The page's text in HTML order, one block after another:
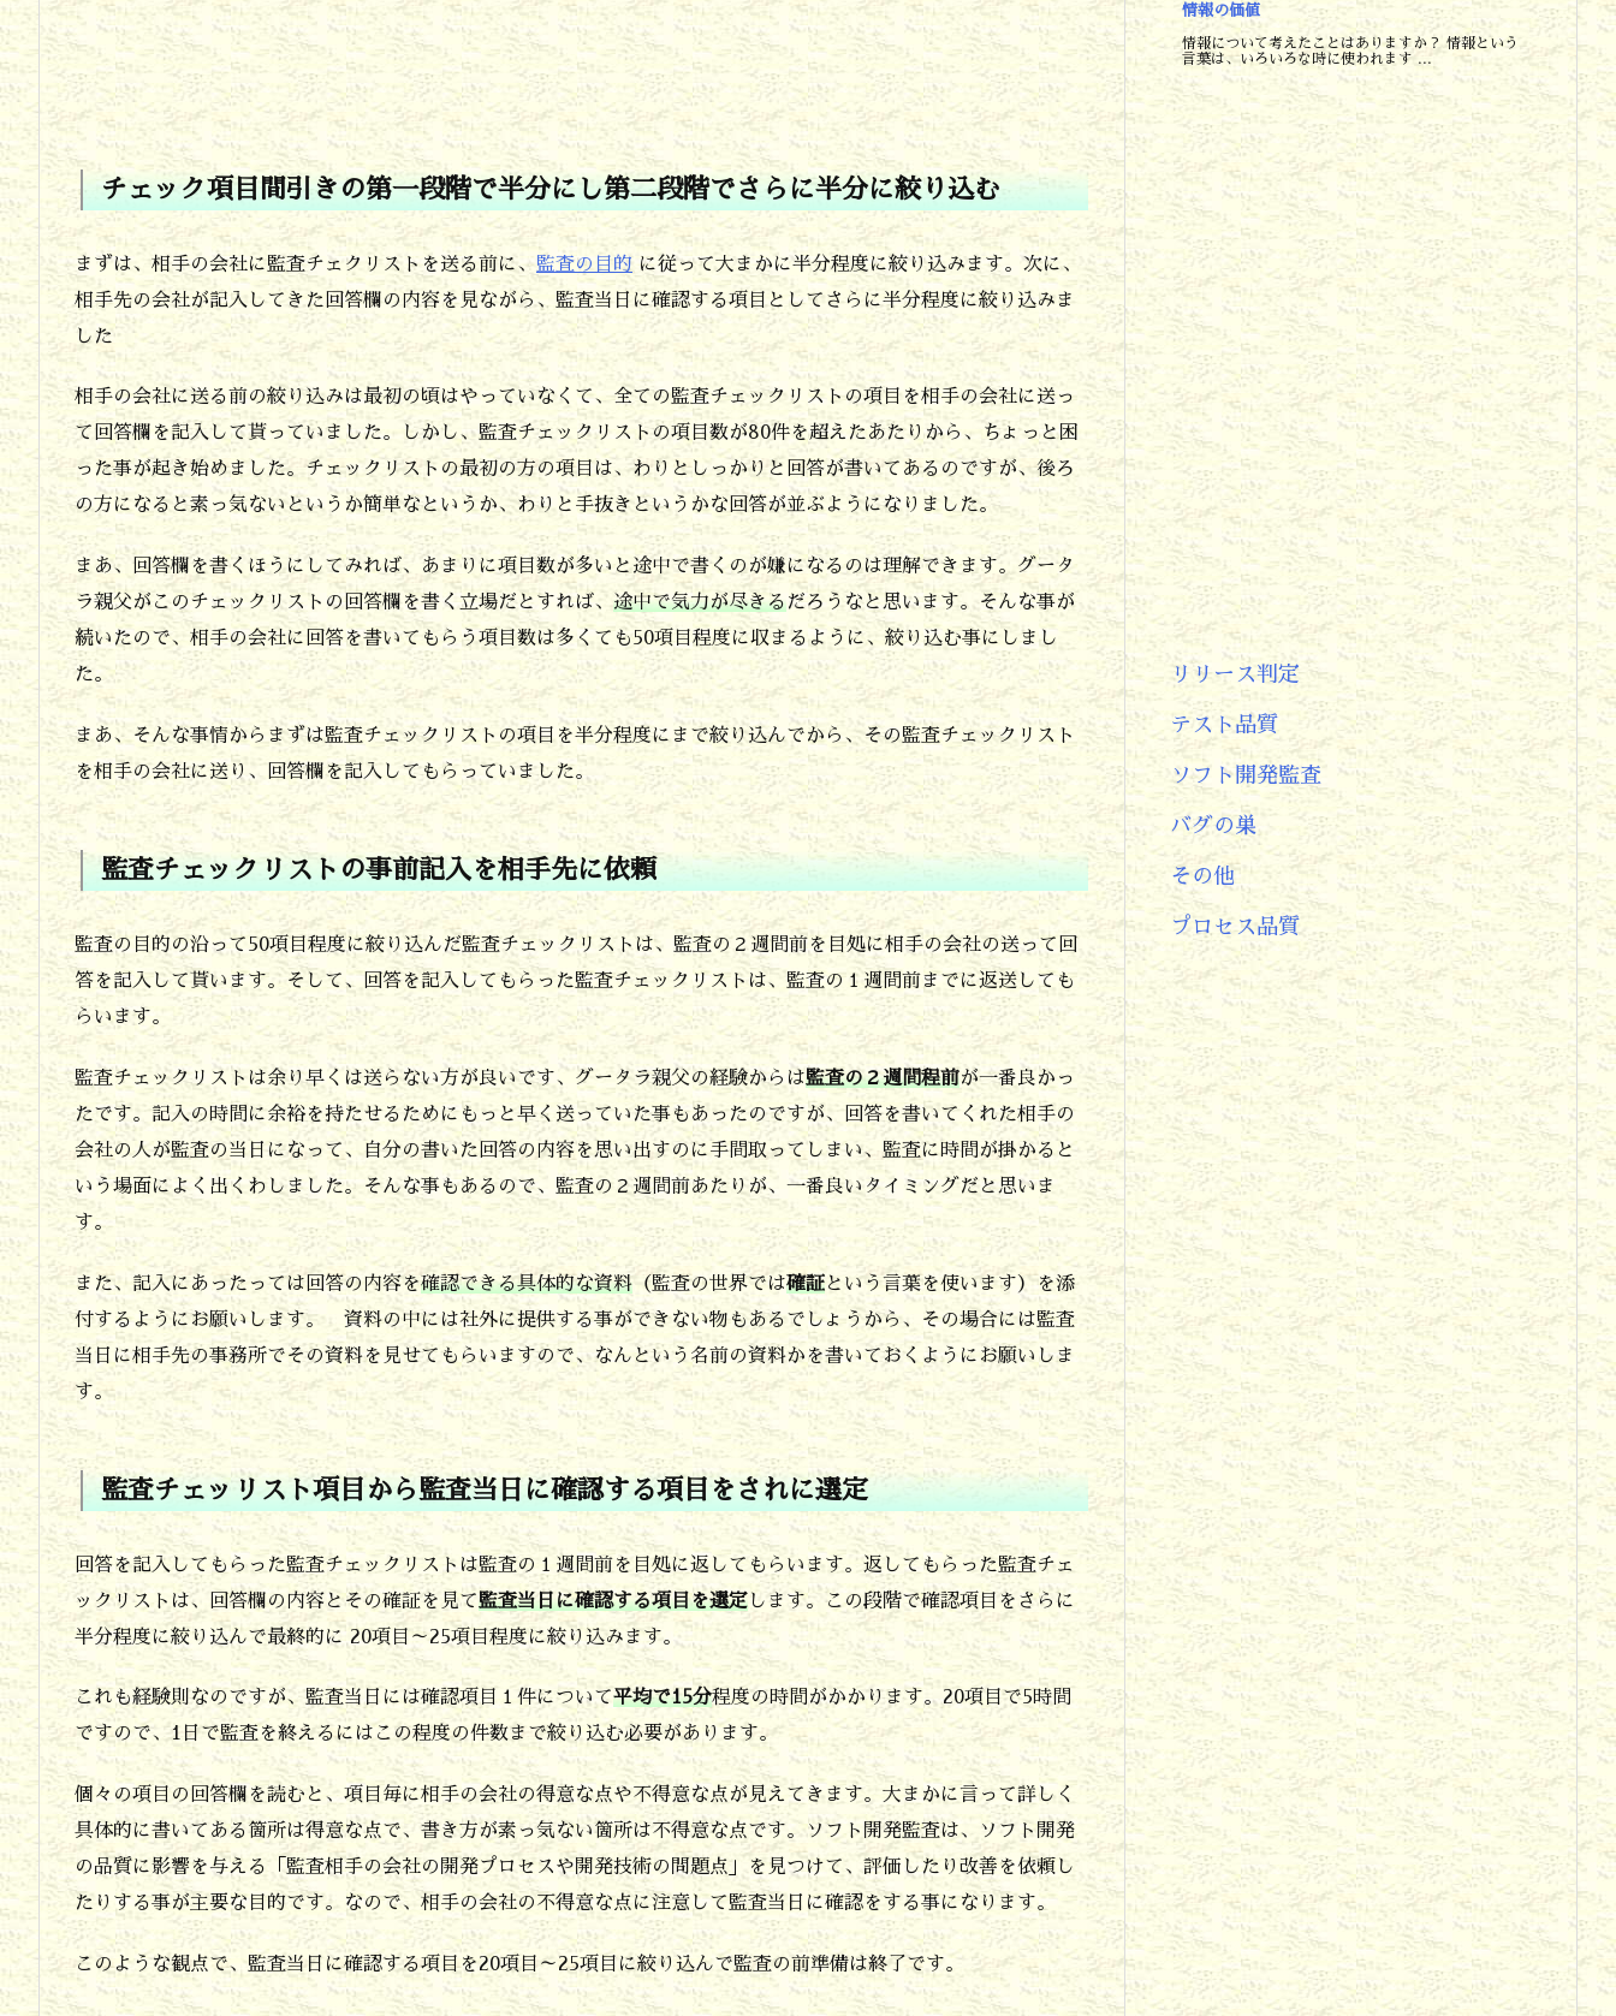
監
査
チ
ェ
ッ
ク
リ
ス
ト
の
項
目
を
監
の
目
的
に
合
わ
せ
て
取
捨
選
択
3.
ェ
ッ
ク
項
目
間
引
き
の
第
一
段
階
で
半
分
し
第
チェック項目間引きの第一段階で半分にし第二段階でさらに半分に絞り込む
まずは、相手の会社に監査チェクリストを送る前に、監査の目的 に従って大まかに半分程度に絞り込みます。次に、
相手先の会社が記入してきた回答欄の内容を見ながら、監査当日に確認する項目としてさらに半分程度に絞り込みま
した
相手の会社に送る前の絞り込みは最初の頃はやっていなくて、全ての監査チェックリストの項目を相手の会社に送っ
て回答欄を記入して貰っていました。しかし、監査チェックリストの項目数が80件を超えたあたりから、ちょっと困
った事が起き始めました。チェックリストの最初の方の項目は、わりとしっかりと回答が書いてあるのですが、後ろ
の方になると素っ気ないというか簡単なというか、わりと手抜きというかな回答が並ぶようになりました。
まあ、回答欄を書くほうにしてみれば、あまりに項目数が多いと途中で書くのが嫌になるのは理解できます。グータ
ラ親父がこのチェックリストの回答欄を書く立場だとすれば、 途中で気力が尽きるだろうなと思います。そんな事が
続いたので、相手の会社に回答を書いてもらう項目数は多くても50項目程度に収まるように、絞り込む事にしまし
た。
まあ、そんな事情からまずは監査チェックリストの項目を半分程度にまで絞り込んでから、その監査チェックリスト
を相手の会社に送り、回答欄を記入してもらっていました。
監査チェックリストの事前記入を相手先に依頼
監査の目的の沿って50項目程度に絞り込んだ監査チェックリストは、監査の２週間前を目処に相手の会社の送って回
答を記入して貰います。そして、回答を記入してもらった監査チェックリストは、監査の１週間前までに返送しても
らいます。
監査チェックリストは余り早くは送らない方が良いです、グータラ親父の経験からは監査の２週間程前が一番良かっ
たです。記入の時間に余裕を持たせるためにもっと早く送っていた事もあったのですが、回答を書いてくれた相手の
会社の人が監査の当日になって、自分の書いた回答の内容を思い出すのに手間取ってしまい、監査に時間が掛かると
いう場面によく出くわしました。そんな事もあるので、監査の２週間前あたりが、一番良いタイミングだと思いま
す。
また、記入にあったっては回答の内容を確認できる具体的な資料 （監査の世界では確証という言葉を使います）を添
付するようにお願いします。 資料の中には社外に提供する事ができない物もあるでしょうから、その場合には監査
当日に相手先の事務所でその資料を見せてもらいますので、なんという名前の資料かを書いておくようにお願いしま
す。
監査チェッリスト項目から監査当日に確認する項目をされに選定
回答を記入してもらった監査チェックリストは監査の１週間前を目処に返してもらいます。返してもらった監査チェ
ックリストは、回答欄の内容とその確証を見て監査当日に確認する項目を選定します。この段階で確認項目をさらに
半分程度に絞り込んで最終的に 20項目～25項目程度に絞り込みます。
これも経験則なのですが、監査当日には確認項目１件について平均で15分程度の時間がかかります。20項目で5時間
ですので、1日で監査を終えるにはこの程度の件数まで絞り込む必要があります。
個々の項目の回答欄を読むと、項目毎に相手の会社の得意な点や不得意な点が見えてきます。大まかに言って詳しく
具体的に書いてある箇所は得意な点で、書き方が素っ気ない箇所は不得意な点です。ソフト開発監査は、ソフト開発
の品質に影響を与える「監査相手の会社の開発プロセスや開発技術の問題点」を見つけて、評価したり改善を依頼し
たりする事が主要な目的です。なので、相手の会社の不得意な点に注意して監査当日に確認をする事になります。
このような観点で、監査当日に確認する項目を20項目～25項目に絞り込んで監査の前準備は終了です。
情報の価値
情報について考えたことはありますか？ 情報という
言葉は、いろいろな時に使われます ...
リリース判定
テスト品質
ソフト開発監査
バグの巣
その他
プロセス品質